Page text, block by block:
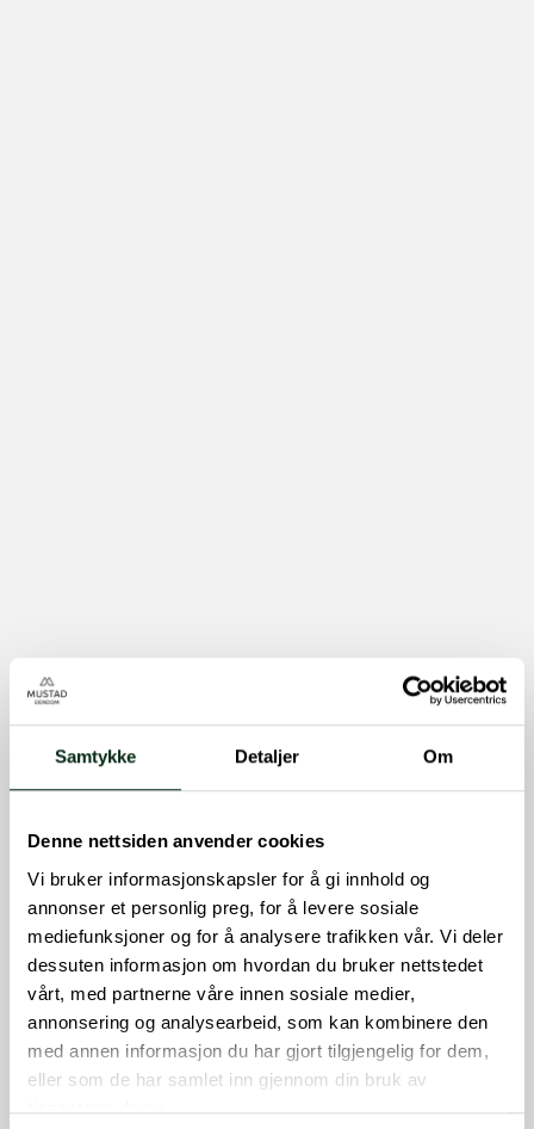
Samtykke Detaljer Om
Denne nettsiden anvender cookies
Vi bruker informasjonskapsler for å gi innhold og
annonser et personlig preg, for å levere sosiale
mediefunksjoner og for å analysere trafikken vår. Vi deler
dessuten informasjon om hvordan du bruker nettstedet
vårt, med partnerne våre innen sosiale medier,
annonsering og analysearbeid, som kan kombinere den
med annen informasjon du har gjort tilgjengelig for dem,
eller som de har samlet inn gjennom din bruk av